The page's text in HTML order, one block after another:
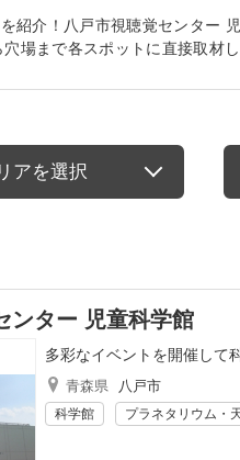
紹介！八戸市視聴覚センター
場まで各スポットに直接取材
アを選択
ンター 児童科学館
多彩なイベントを開催して
青森県 八戸市
科学館 プラネタリウム・